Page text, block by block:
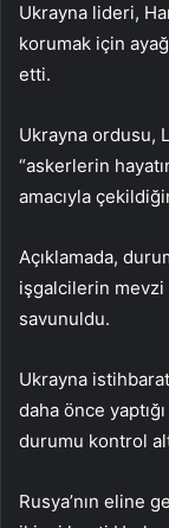
Ukrayna lideri,
korumak için
etti.
Ukrayna ordusu,
“askerlerin
amacıyla
Açıklamada,
işgalcilerin
savunuldu.
Ukrayna
daha önce
durumu kontrol
Rusya’nın eline